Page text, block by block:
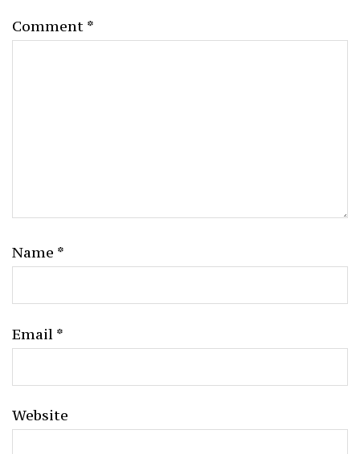
Comment *
Name *
Email *
Website